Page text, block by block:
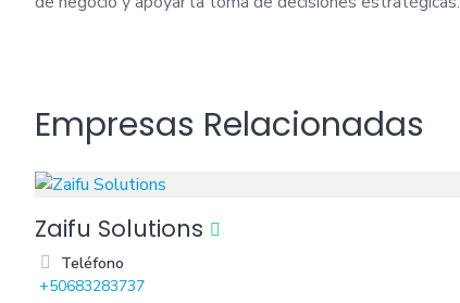
Empresas Relacionadas
Zaifu Solutions
Teléfono
+50683283737